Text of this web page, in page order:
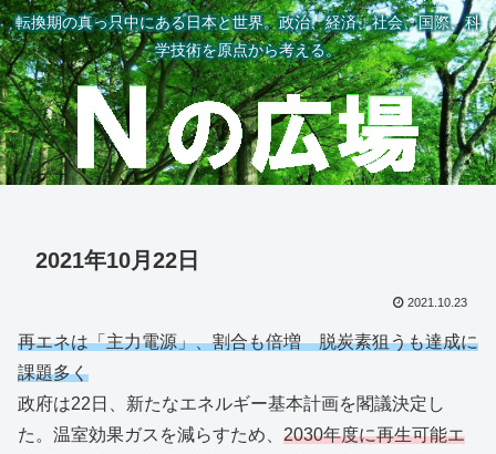
転換期の真っ只中にある日本と世界。政治、経済、社会、国際、科
学技術を原点から考える。
2021年10月22日
2021.10.23
再エネは「主力電源」、割合も倍増 脱炭素狙うも達成に
課題多く
政府は22日、新たなエネルギー基本計画を閣議決定し
た。温室効果ガスを減らすため、 2030年度に再生可能エ